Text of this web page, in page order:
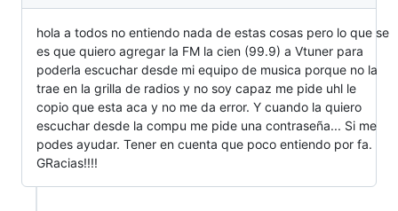
hola a todos no entiendo nada de estas cosas pero lo que se
es que quiero agregar la FM la cien (99.9) a Vtuner para
poderla escuchar desde mi equipo de musica porque no la
trae en la grilla de radios y no soy capaz me pide uhl le
copio que esta aca y no me da error. Y cuando la quiero
escuchar desde la compu me pide una contraseña... Si me
podes ayudar. Tener en cuenta que poco entiendo por fa.
GRacias!!!!